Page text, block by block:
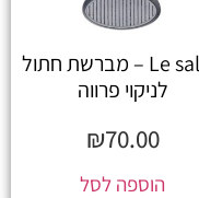
Le salon – מברשת חתול
לניקוי פרווה
₪70.00
הוספה לסל